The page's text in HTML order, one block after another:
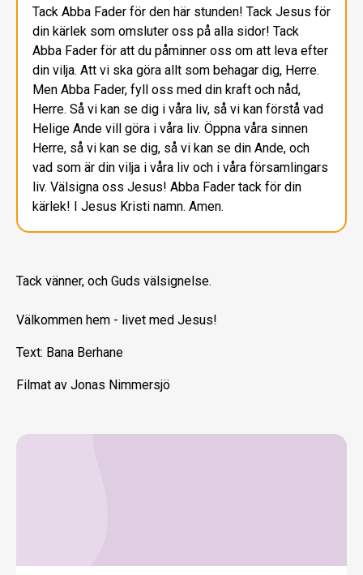
Tack Abba Fader för den här stunden! Tack Jesus för
din kärlek som omsluter oss på alla sidor! Tack
Abba Fader för att du påminner oss om att leva efter
din vilja. Att vi ska göra allt som behagar dig, Herre.
Men Abba Fader, fyll oss med din kraft och nåd,
Herre. Så vi kan se dig i våra liv, så vi kan förstå vad
Helige Ande vill göra i våra liv. Öppna våra sinnen
Herre, så vi kan se dig, så vi kan se din Ande, och
vad som är din vilja i våra liv och i våra församlingars
liv. Välsigna oss Jesus! Abba Fader tack för din
kärlek! I Jesus Kristi namn. Amen.
Tack vänner, och Guds välsignelse.
Välkommen hem - livet med Jesus!
Text: Bana Berhane
Filmat av Jonas Nimmersjö